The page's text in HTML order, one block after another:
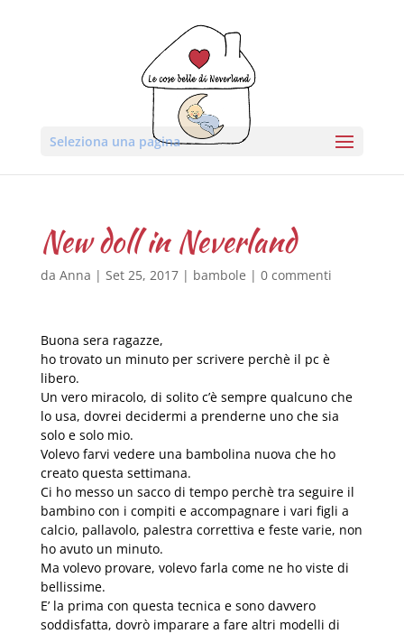
Seleziona una pagina
New doll in Neverland
da Anna | Set 25, 2017| bambole | 0 commenti
Buona sera ragazze,
ho trovato un minuto per scrivere perchè il pc è
libero.
Un vero miracolo, di solito c’è sempre qualcuno che
lo usa, dovrei decidermi a prenderne uno che sia
solo e solo mio.
Volevo farvi vedere una bambolina nuova che ho
creato questa settimana.
Ci ho messo un sacco di tempo perchè tra seguire il
bambino con i compiti e accompagnare i vari figli a
calcio, pallavolo, palestra correttiva e feste varie, non
ho avuto un minuto.
Ma volevo provare, volevo farla come ne ho viste di
bellissime.
E’ la prima con questa tecnica e sono davvero
soddisfatta, dovrò imparare a fare altri modelli di